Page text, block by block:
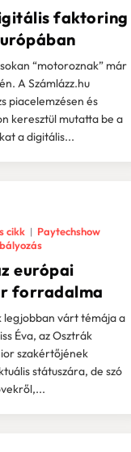
faktoring
“motoroznak” már
A Számlázz.hu
piacelemzésen és
keresztül mutatta be a
a digitális...
európai
forradalma
cikk
Paytechshow
legjobban várt témája a
Éva, az Osztrák
szakértőjének
státuszára, de szó